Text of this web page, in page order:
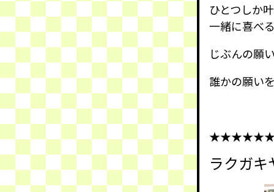
ひとつしか
一緒に喜べ
じぶんの願
誰かの願い
ラクガキ